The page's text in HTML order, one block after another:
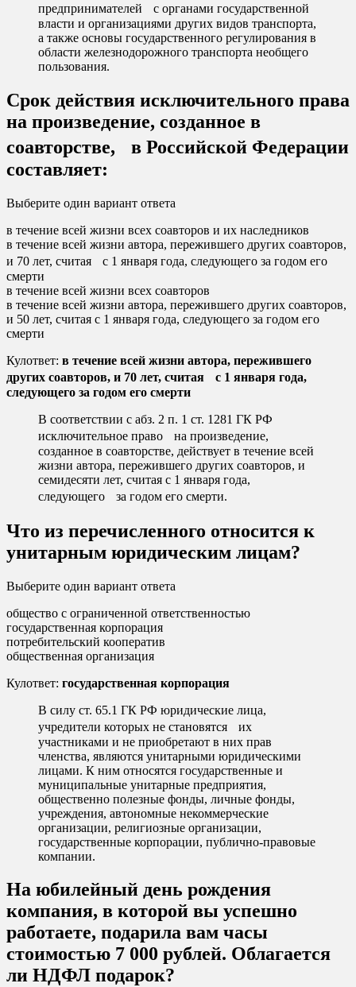
предпринимателей с органами государственной
власти и организациями других видов транспорта,
а также основы государственного регулирования в
области железнодорожного транспорта необщего
пользования.
Срок действия исключительного права
на произведение, созданное в
соавторстве, в Российской Федерации
составляет:
Выберите один вариант ответа
в течение всей жизни всех соавторов и их наследников
в течение всей жизни автора, пережившего других соавторов,
и 70 лет, считая с 1 января года, следующего за годом его
смерти
в течение всей жизни всех соавторов
в течение всей жизни автора, пережившего других соавторов,
и 50 лет, считая с 1 января года, следующего за годом его
смерти
Кулответ: в течение всей жизни автора, пережившего
других соавторов, и 70 лет, считая с 1 января года,
следующего за годом его смерти
В соответствии с абз. 2 п. 1 ст. 1281 ГК РФ
исключительное право на произведение,
созданное в соавторстве, действует в течение всей
жизни автора, пережившего других соавторов, и
семидесяти лет, считая с 1 января года,
следующего за годом его смерти.
Что из перечисленного относится к
унитарным юридическим лицам?
Выберите один вариант ответа
общество с ограниченной ответственностью
государственная корпорация
потребительский кооператив
общественная организация
Кулответ: государственная корпорация
В силу ст. 65.1 ГК РФ юридические лица,
учредители которых не становятся их
участниками и не приобретают в них прав
членства, являются унитарными юридическими
лицами. К ним относятся государственные и
муниципальные унитарные предприятия,
общественно полезные фонды, личные фонды,
учреждения, автономные некоммерческие
организации, религиозные организации,
государственные корпорации, публично-правовые
компании.
На юбилейный день рождения
компания, в которой вы успешно
работаете, подарила вам часы
стоимостью 7 000 рублей. Облагается
ли НДФЛ подарок?